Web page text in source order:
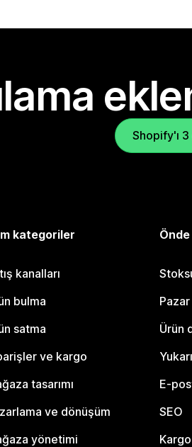
Shopify'ı
kategoriler
kanalları
bulma
satma
ve kargo
tasarımı
ve dönüşüm
yönetimi
Ürün
E-
SEO
Kargo